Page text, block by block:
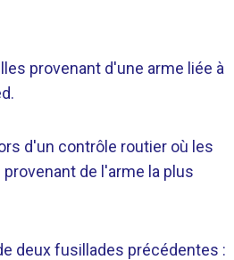
provenant d'une arme liée à
d'un contrôle routier où les
de l'arme la plus
deux fusillades précédentes :